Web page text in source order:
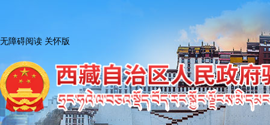
无障碍阅读 关怀版